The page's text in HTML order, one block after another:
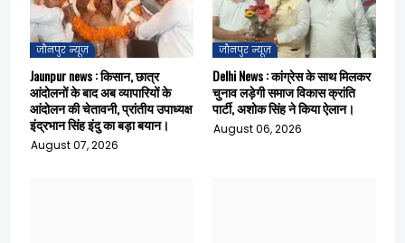
जौनपुर न्यूज़
Jaunpur news : किसान, छात्र
आंदोलनों के बाद अब व्यापारियों के
आंदोलन की चेतावनी, प्रांतीय उपाध्यक्ष
इंद्रभान सिंह इंदु का बड़ा बयान।
August 07, 2026
जौनपुर न्यूज़
Delhi News : कांग्रेस के साथ मिलकर
चुनाव लड़ेगी समाज विकास क्रांति
पार्टी, अशोक सिंह ने किया ऐलान।
August 06, 2026